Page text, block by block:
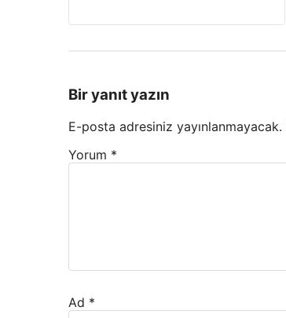
Bir yanıt yazın
E-posta adresiniz yayınlanmayacak.
Yorum *
Ad *